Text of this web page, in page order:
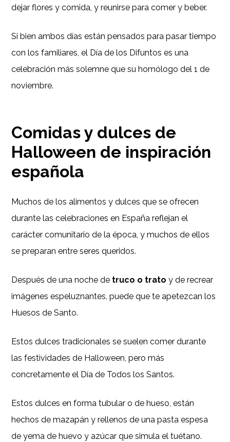
dejar flores y comida, y reunirse para comer y beber.
Si bien ambos días están pensados ​​para pasar tiempo
con los familiares, el Día de los Difuntos es una
celebración más solemne que su homólogo del 1 de
noviembre.
Comidas y dulces de
Halloween de inspiración
española
Muchos de los alimentos y dulces que se ofrecen
durante las celebraciones en España reflejan el
carácter comunitario de la época, y muchos de ellos
se preparan entre seres queridos.
Después de una noche de truco o trato y de recrear
imágenes espeluznantes, puede que te apetezcan los
Huesos de Santo.
Estos dulces tradicionales se suelen comer durante
las festividades de Halloween, pero más
concretamente el Día de Todos los Santos.
Estos dulces en forma tubular o de hueso, están
hechos de mazapán y rellenos de una pasta espesa
de yema de huevo y azúcar que simula el tuétano.